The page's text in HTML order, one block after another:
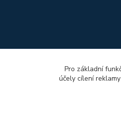
Pro základní
účely cílení